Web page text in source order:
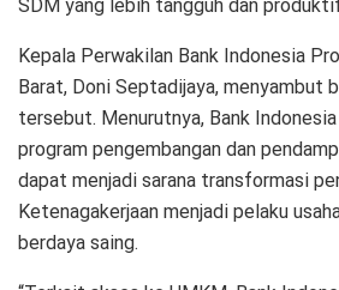
SDM yang lebih tangguh dan
Kepala Perwakilan Bank Indonesia
Barat, Doni Septadijaya, menyambut
tersebut. Menurutnya, Bank
program pengembangan dan
dapat menjadi sarana transformasi
Ketenagakerjaan menjadi pelaku
berdaya saing.